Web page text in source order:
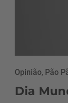
Opinião, Pão
Dia